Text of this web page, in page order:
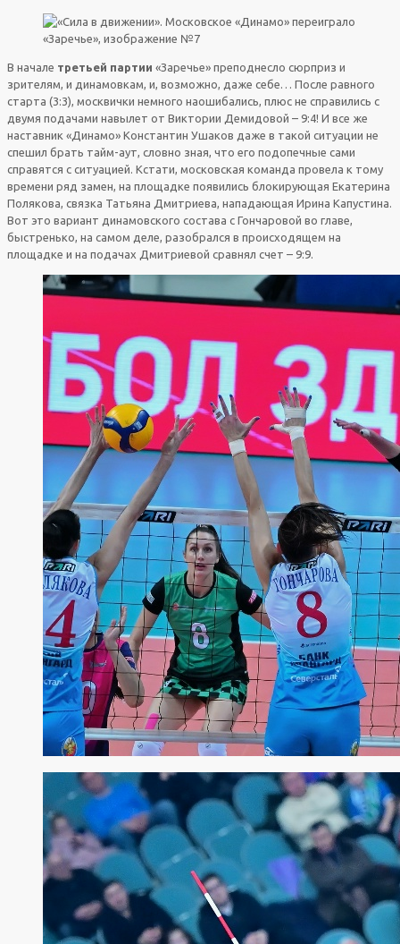
В начале третьей партии «Заречье» преподнесло сюрприз и
зрителям, и динамовкам, и, возможно, даже себе… После равного
старта (3:3), москвички немного наошибались, плюс не справились с
двумя подачами навылет от Виктории Демидовой – 9:4! И все же
наставник «Динамо» Константин Ушаков даже в такой ситуации не
спешил брать тайм-аут, словно зная, что его подопечные сами
справятся с ситуацией. Кстати, московская команда провела к тому
времени ряд замен, на площадке появились блокирующая Екатерина
Полякова, связка Татьяна Дмитриева, нападающая Ирина Капустина.
Вот это вариант динамовского состава с Гончаровой во главе,
быстренько, на самом деле, разобрался в происходящем на
площадке и на подачах Дмитриевой сравнял счет – 9:9.